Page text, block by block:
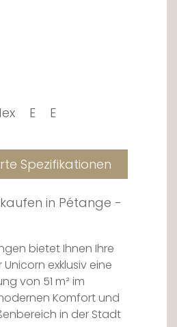
E E
Spezifikationen
in Pétange -
bietet Ihnen Ihre
exklusiv eine
von 51 m² im
Komfort und
in der Stadt